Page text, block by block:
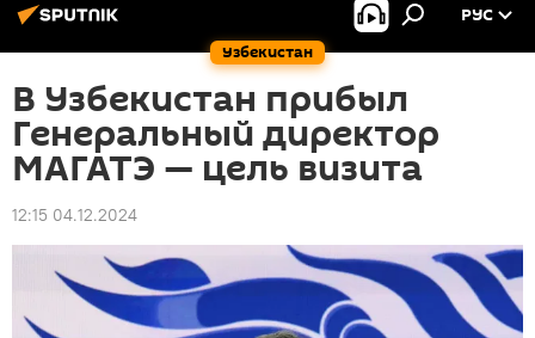
Узбекистан
РУС
В Узбекистан прибыл
Генеральный директор
МАГАТЭ — цель визита
12:15 04.12.2024